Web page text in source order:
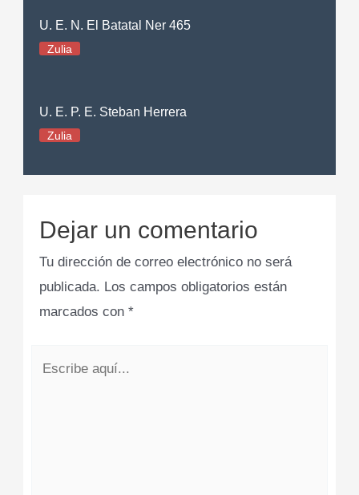
U. E. N. El Batatal Ner 465
Zulia
U. E. P. E. Steban Herrera
Zulia
Dejar un comentario
Tu dirección de correo electrónico no será
publicada. Los campos obligatorios están
marcados con*